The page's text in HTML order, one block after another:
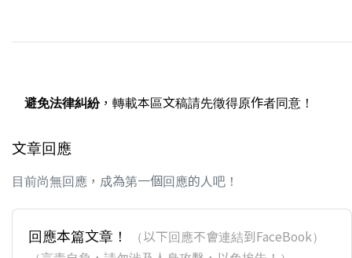
避免法律糾紛，轉載本區文稿請先徵得原作者同意！
文章回應
目前尚無回應，成為第一個回應的人吧！
回應本篇文章！
（以下回應不會連結到FaceBook）